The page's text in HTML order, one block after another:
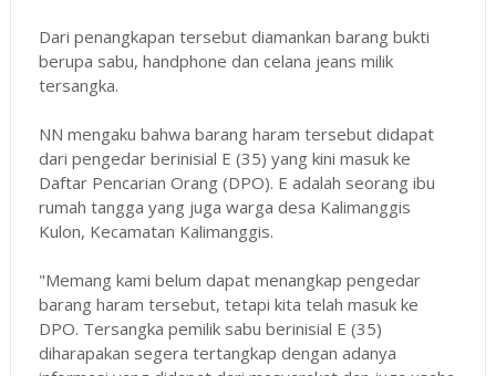
Dari penangkapan tersebut diamankan barang bukti
berupa sabu, handphone dan celana jeans milik
tersangka.
NN mengaku bahwa barang haram tersebut didapat
dari pengedar berinisial E (35) yang kini masuk ke
Daftar Pencarian Orang (DPO). E adalah seorang ibu
rumah tangga yang juga warga desa Kalimanggis
Kulon, Kecamatan Kalimanggis.
"Memang kami belum dapat menangkap pengedar
barang haram tersebut, tetapi kita telah masuk ke
DPO. Tersangka pemilik sabu berinisial E (35)
diharapakan segera tertangkap dengan adanya